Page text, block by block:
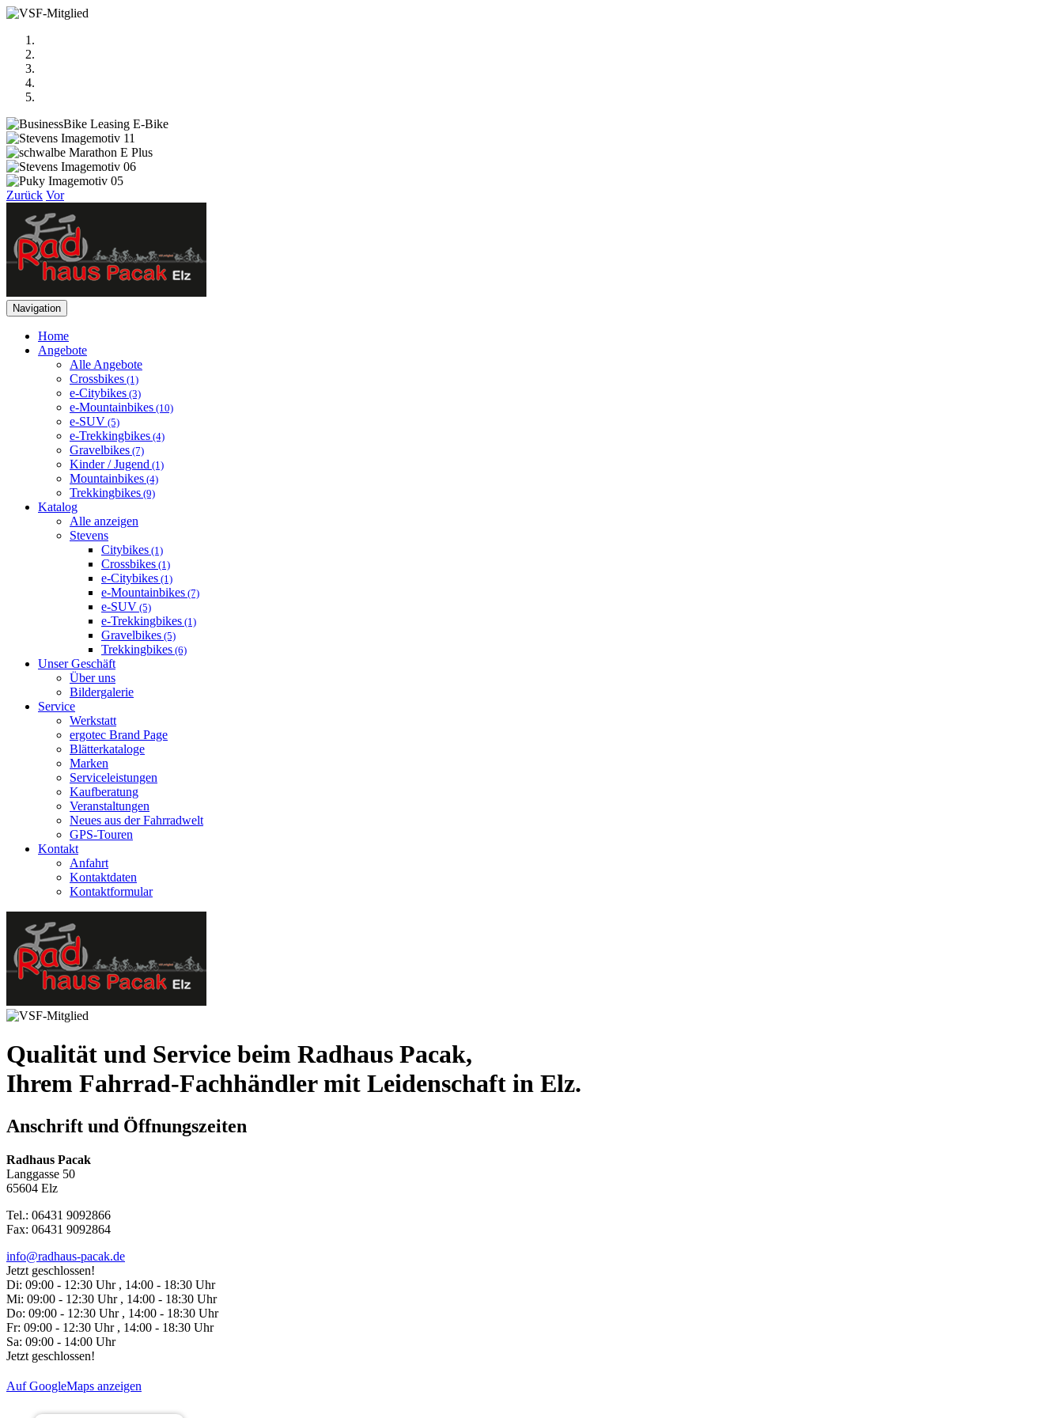
Zurück Vor
Navigation
Home
Angebote
Alle Angebote
Crossbikes (1)
e-Citybikes (3)
e-Mountainbikes (10)
e-SUV (5)
e-Trekkingbikes (4)
Gravelbikes (7)
Kinder / Jugend (1)
Mountainbikes (4)
Trekkingbikes (9)
Katalog
Alle anzeigen
Stevens
Citybikes (1)
Crossbikes (1)
e-Citybikes (1)
e-Mountainbikes (7)
e-SUV (5)
e-Trekkingbikes (1)
Gravelbikes (5)
Trekkingbikes (6)
Unser Geschäft
Über uns
Bildergalerie
Service
Werkstatt
ergotec Brand Page
Blätterkataloge
Marken
Serviceleistungen
Kaufberatung
Veranstaltungen
Neues aus der Fahrradwelt
GPS-Touren
Kontakt
Anfahrt
Kontaktdaten
Kontaktformular
Qualität und Service beim Radhaus Pacak,
Ihrem Fahrrad-Fachhändler mit Leidenschaft in Elz.
Anschrift und Öffnungszeiten
Radhaus Pacak
Langgasse 50
65604 Elz
Tel.: 06431 9092866
Fax: 06431 9092864
info@radhaus-pacak.de
Jetzt geschlossen!
Di: 09:00 - 12:30 Uhr , 14:00 - 18:30 Uhr
Mi: 09:00 - 12:30 Uhr , 14:00 - 18:30 Uhr
Do: 09:00 - 12:30 Uhr , 14:00 - 18:30 Uhr
Fr: 09:00 - 12:30 Uhr , 14:00 - 18:30 Uhr
Sa: 09:00 - 14:00 Uhr
Jetzt geschlossen!
Auf GoogleMaps anzeigen